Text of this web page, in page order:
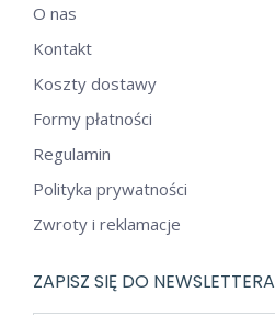
O nas
Kontakt
Koszty dostawy
Formy płatności
Regulamin
Polityka prywatności
Zwroty i reklamacje
ZAPISZ SIĘ DO NEWSLETTERA